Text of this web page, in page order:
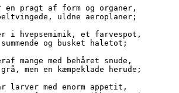
en pragt af form og organer,
dobbeltvingede, uldne aeroplaner;
i hvepsemimik, et farvespot,
summende og busket haletot;
mange med behåret snude,
grå, men en kæmpeklade herude;
larver med enorm appetit,